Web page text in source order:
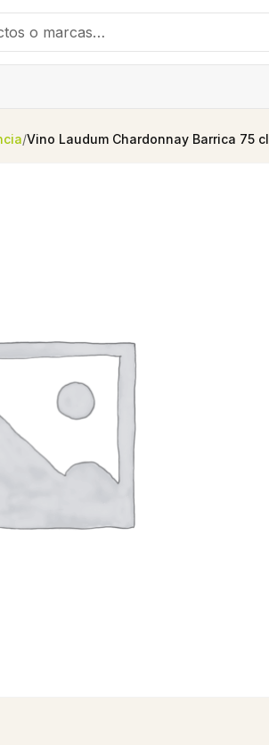
/Vino Laudum Chardonnay Barrica 75 cl